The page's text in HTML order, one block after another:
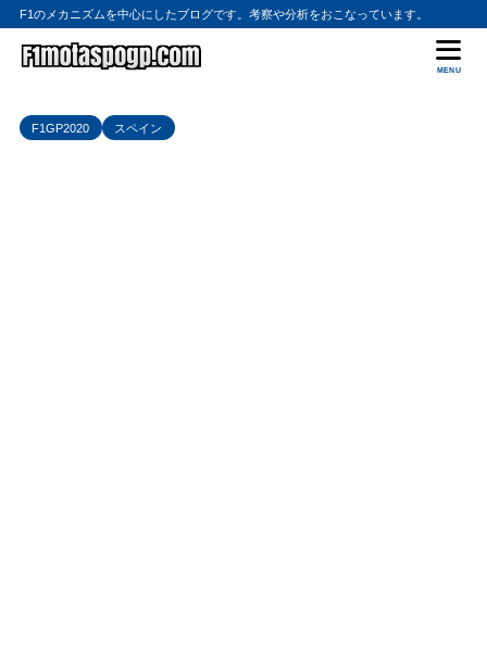
F1のメカニズムを中心にしたブログです。考察や分析をおこなっています。
MENU
F1GP2020 スペイン